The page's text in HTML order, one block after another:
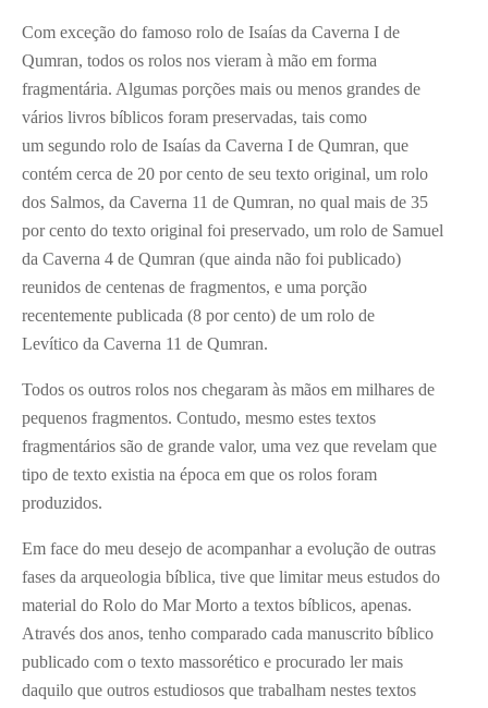
Com exceção do famoso rolo de Isaías da Caverna I de
Qumran, todos os rolos nos vieram à mão em forma
fragmentária. Algumas porções mais ou menos grandes de
vários livros bíblicos foram preservadas, tais como
um segundo rolo de Isaías da Caverna I de Qumran, que
contém cerca de 20 por cento de seu texto original, um rolo
dos Salmos, da Caverna 11 de Qumran, no qual mais de 35
por cento do texto original foi preservado, um rolo de Samuel
da Caverna 4 de Qumran (que ainda não foi publicado)
reunidos de centenas de fragmentos, e uma porção
recentemente publicada (8 por cento) de um rolo de
Levítico da Caverna 11 de Qumran.
Todos os outros rolos nos chegaram às mãos em milhares de
pequenos fragmentos. Contudo, mesmo estes textos
fragmentários são de grande valor, uma vez que revelam que
tipo de texto existia na época em que os rolos foram
produzidos.
Em face do meu desejo de acompanhar a evolução de outras
fases da arqueologia bíblica, tive que limitar meus estudos do
material do Rolo do Mar Morto a textos bíblicos, apenas.
Através dos anos, tenho comparado cada manuscrito bíblico
publicado com o texto massorético e procurado ler mais
daquilo que outros estudiosos que trabalham nestes textos